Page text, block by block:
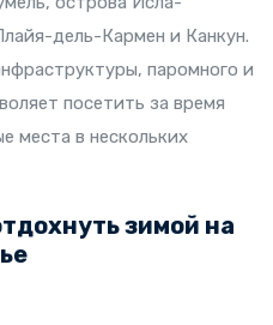
дель-Кармен и Канкун.
паромного и
посетить за время
места в нескольких
зимой на